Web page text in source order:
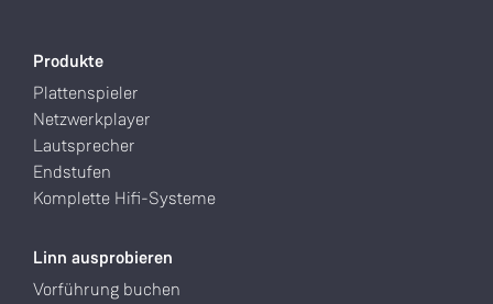
Produkte
Plattenspieler
Netzwerkplayer
Lautsprecher
Endstufen
Komplette Hifi-Systeme
Linn ausprobieren
Vorführung buchen